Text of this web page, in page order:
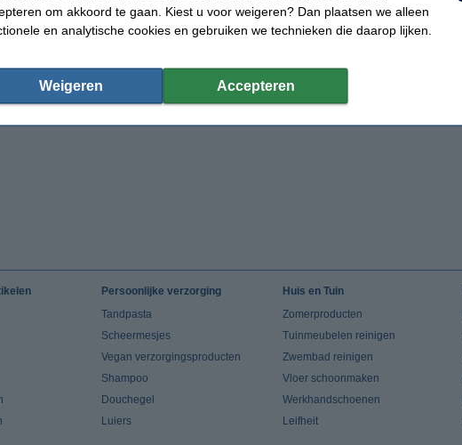
Persoonlijke verzorging
Tandpasta
Scheermesjes
Vegan verzorgingsproducten
Shampoo
Douchegel
Luiers
Huis en Tuin
Zomerproducten
Tuinmeubelen reinigen
Zwembad reinigen
Vloer schoonmaken
Werkhandschoenen
Leifheit
om akkoord te gaan. Kiest u voor weigeren? Dan plaatsen we alleen
en analytische cookies en gebruiken we technieken die daarop lijken.
Weigeren Accepteren